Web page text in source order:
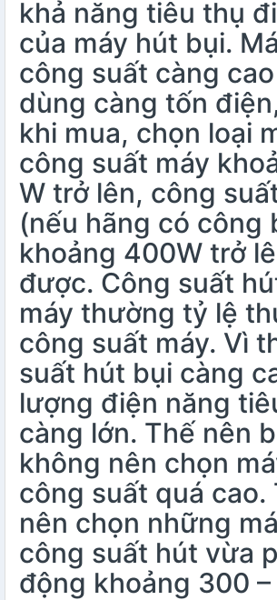
khả năng tiêu thụ
của máy hút bụi.
công suất càng
dùng càng tốn
khi mua, chọn loại
công suất máy
W trở lên, công
(nếu hãng có công
khoảng 400W trở
được. Công suất
máy thường tỷ lệ
công suất máy. Vì
suất hút bụi càng
lượng điện năng
càng lớn. Thế nên
không nên chọn
công suất quá cao.
nên chọn những
công suất hút vừa
động khoảng 300 –